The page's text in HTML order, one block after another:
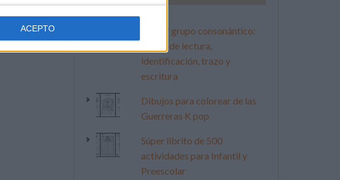
ACEPTO
Primer grupo consonántico:
Fichas de lectura,
identificación, trazo y
escritura
Dibujos para colorear de las
Guerreras K pop
Súper librito de 500
actividades para Infantil y
Preescolar